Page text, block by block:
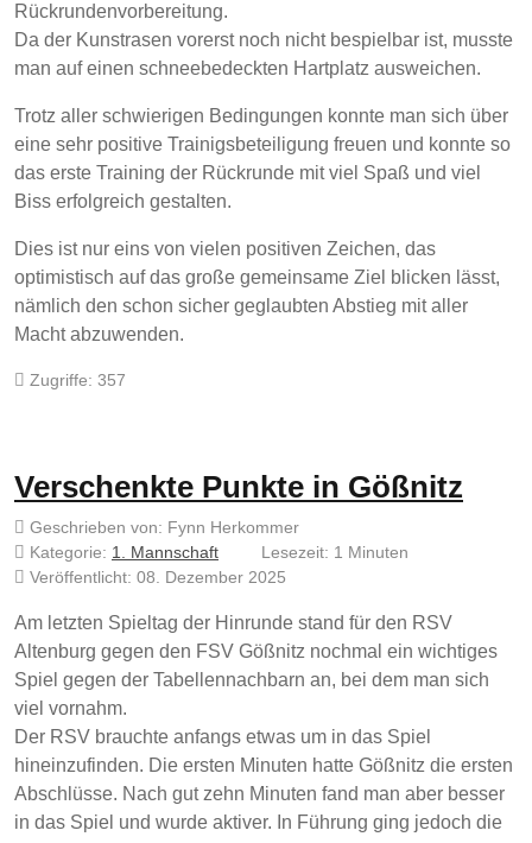
Rückrundenvorbereitung.
Da der Kunstrasen vorerst noch nicht bespielbar ist, musste
man auf einen schneebedeckten Hartplatz ausweichen.
Trotz aller schwierigen Bedingungen konnte man sich über
eine sehr positive Trainigsbeteiligung freuen und konnte so
das erste Training der Rückrunde mit viel Spaß und viel
Biss erfolgreich gestalten.
Dies ist nur eins von vielen positiven Zeichen, das
optimistisch auf das große gemeinsame Ziel blicken lässt,
nämlich den schon sicher geglaubten Abstieg mit aller
Macht abzuwenden.
Zugriffe: 357
Verschenkte Punkte in Gößnitz
Geschrieben von: Fynn Herkommer
Kategorie: 1. Mannschaft
Lesezeit: 1 Minuten
Veröffentlicht: 08. Dezember 2025
Am letzten Spieltag der Hinrunde stand für den RSV
Altenburg gegen den FSV Gößnitz nochmal ein wichtiges
Spiel gegen der Tabellennachbarn an, bei dem man sich
viel vornahm.
Der RSV brauchte anfangs etwas um in das Spiel
hineinzufinden. Die ersten Minuten hatte Gößnitz die ersten
Abschlüsse. Nach gut zehn Minuten fand man aber besser
in das Spiel und wurde aktiver. In Führung ging jedoch die